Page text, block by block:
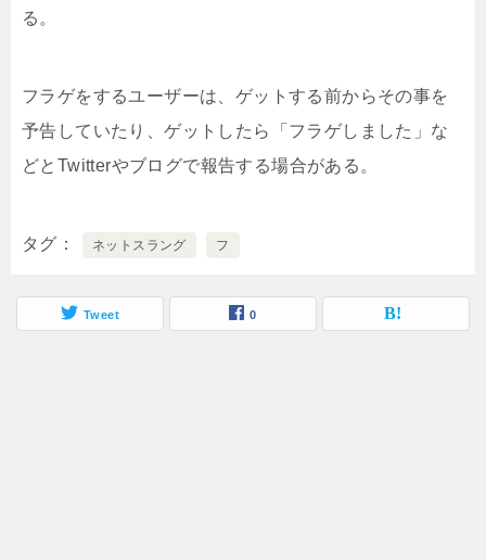
る。
フラゲをするユーザーは、ゲットする前からその事を
予告していたり、ゲットしたら「フラゲしました」な
どとTwitterやブログで報告する場合がある。
タグ ネットスラング フ
Tweet 0